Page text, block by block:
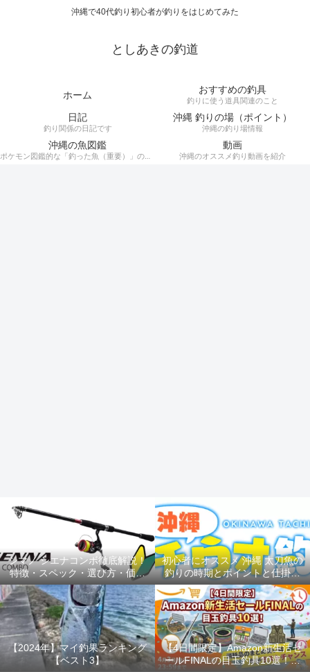
沖縄で40代釣り初心者が釣りをはじめてみた
としあきの釣道
ホーム おすすめの釣具
釣りに使う道具関連のこと
日記
釣り関係の日記です
沖縄 釣りの場（ポイント）
沖縄の釣り場情報
沖縄の魚図鑑
ポケモン図鑑的な「釣った魚（重要）」の記録。
動画
沖縄のオススメ釣り動画を紹介
シマノ シエナコンボ徹底解説！
特徴・スペック・選び方・価格
を完全網羅
初心者にオススメ 沖縄 太刀魚の
釣りの時期とポイントと仕掛け
ルアー釣り
【2024年】マイ釣果ランキング
【ベスト3】
【4日間限定】Amazon新生活セ
ールFINALの目玉釣具10選！消